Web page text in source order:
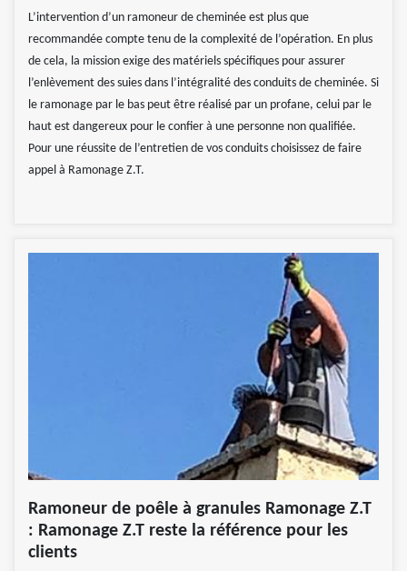
L’intervention d’un ramoneur de cheminée est plus que
recommandée compte tenu de la complexité de l’opération. En plus
de cela, la mission exige des matériels spécifiques pour assurer
l’enlèvement des suies dans l’intégralité des conduits de cheminée. Si
le ramonage par le bas peut être réalisé par un profane, celui par le
haut est dangereux pour le confier à une personne non qualifiée.
Pour une réussite de l’entretien de vos conduits choisissez de faire
appel à Ramonage Z.T.
Ramoneur de poêle à granules Ramonage Z.T
: Ramonage Z.T reste la référence pour les
clients